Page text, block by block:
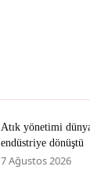
Atık yönetimi
endüstriye dönüştü
7 Ağustos 2026